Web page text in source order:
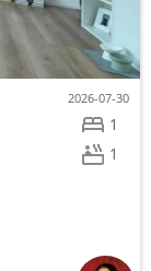
1
1
2026-07-30